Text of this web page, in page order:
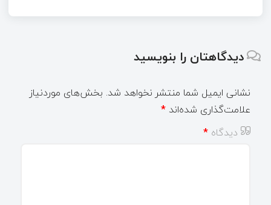
دیدگاهتان را بنویسید
نشانی ایمیل شما منتشر نخواهد شد. بخش‌های موردنیاز
علامت‌گذاری شده‌اند *
دیدگاه *